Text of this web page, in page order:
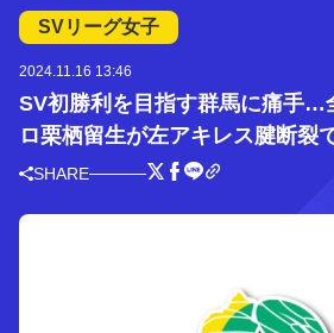
SVリーグ女子
2024.11.16 13:46
SV初勝利を目指す群馬に痛手…
ロ栗栖留生が左アキレス腱断裂
SHARE